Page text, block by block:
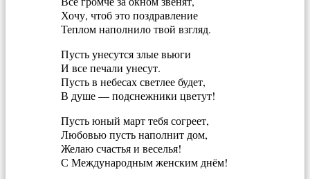
Хочу, чтоб это поздравление
Теплом наполнило твой взгляд.
Пусть унесутся злые вьюги
И все печали унесут.
Пусть в небесах светлее будет,
В душе — подснежники цветут!
Пусть юный март тебя согреет,
Любовью пусть наполнит дом,
Желаю счастья и веселья!
С Международным женским днём!